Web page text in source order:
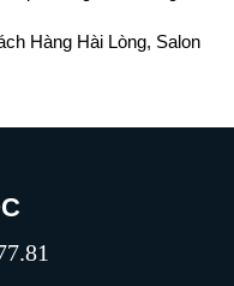
Hàng Hài Lòng, Salon